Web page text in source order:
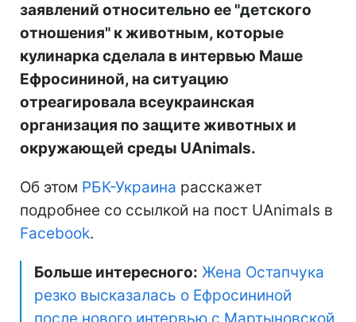
заявлений относительно ее "детского
отношения" к животным, которые
кулинарка сделала в интервью Маше
Ефросининой, на ситуацию
отреагировала всеукраинская
организация по защите животных и
окружающей среды UAnimals.
Об этом РБК-Украина расскажет
подробнее со ссылкой на пост UAnimals в
Facebook.
Больше интересного: Жена Остапчука
резко высказалась о Ефросининой